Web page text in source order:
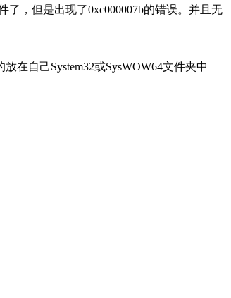
了，但是出现了0xc000007b的错误。并且无
在自己System32或SysWOW64文件夹中